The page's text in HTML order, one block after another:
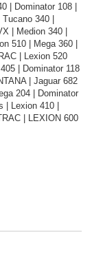
| Dominator 108 |
340 |
| Medion 340 |
510 | Mega 360 |
| Lexion 520
| Dominator 118
| Jaguar 682
204 | Dominator
| Lexion 410 |
| LEXION 600